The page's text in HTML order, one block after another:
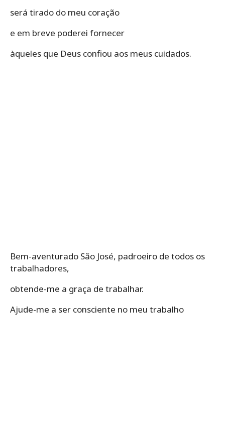
será tirado do meu coração
e em breve poderei fornecer
àqueles que Deus confiou aos meus cuidados.
Bem-aventurado São José, padroeiro de todos os
trabalhadores,
obtende-me a graça de trabalhar.
Ajude-me a ser consciente no meu trabalho